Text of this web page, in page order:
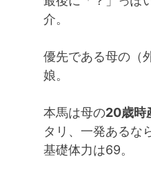
介。
優先である母の（
娘。
本馬は母の20歳時
タリ、一発あるな
基礎体力は69。